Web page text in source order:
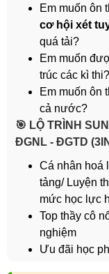
Em muốn ôn
cơ hội xét
quá tải?
Em muốn
trúc các kì thi?
Em muốn ôn
cả nước?
️🎯 LỘ TRÌNH
ĐGNL - ĐGTD
Cá nhân hoá
tảng/ Luyện
mức học lực
Top thầy cô
nghiệm
Ưu đãi học